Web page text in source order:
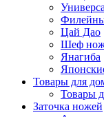
Цай Дао
Шеф
Янагиба
Товары для
Товары
Заточка ножей